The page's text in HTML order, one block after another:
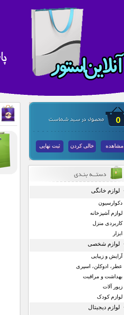
0
مشاهده خالی کردن ثبت نهایی
لوازم خانگی
دکوارسیون
لوازم آشپزخانه
کاربردی منزل
ابزار
لوازم شخصی
آرایش و زیبایی
عطر، ادوکلن، اسپری
بهداشت و مراقبت
زیور آلات
لوازم کودک
لوازم دیجیتال